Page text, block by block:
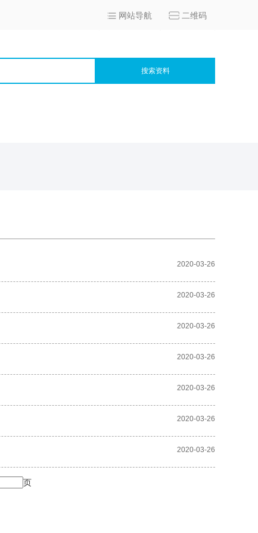
网站导航 二维码
搜索资料
2020-03-26
2020-03-26
2020-03-26
2020-03-26
2020-03-26
2020-03-26
2020-03-26
页